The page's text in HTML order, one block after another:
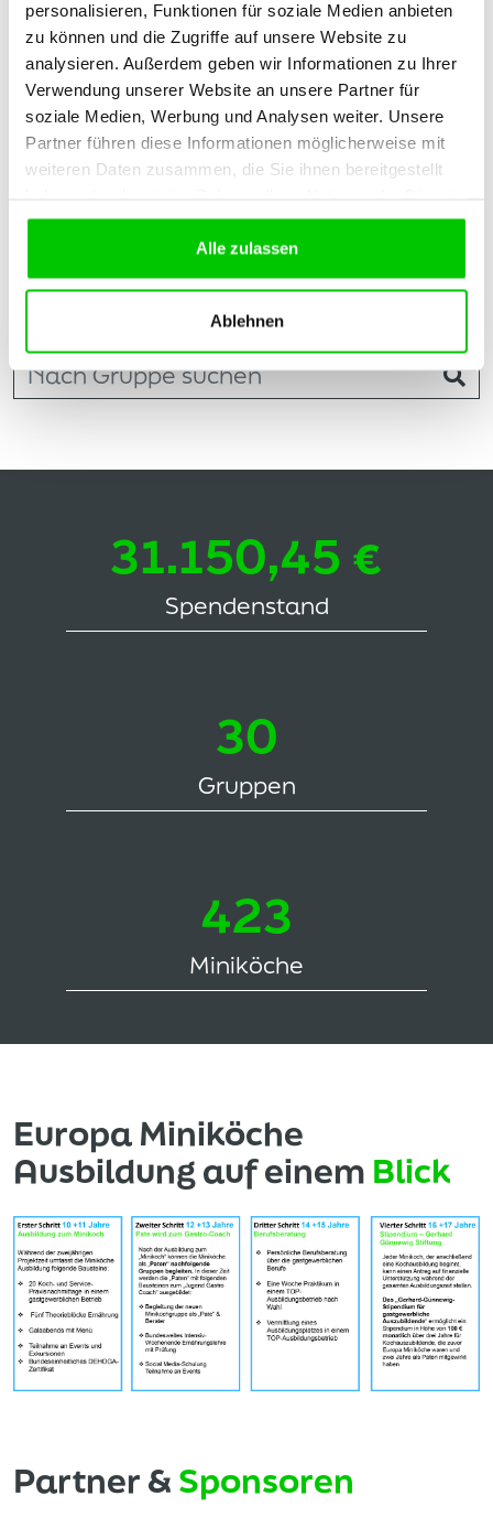
personalisieren, Funktionen für soziale Medien anbieten
zu können und die Zugriffe auf unsere Website zu
analysieren. Außerdem geben wir Informationen zu Ihrer
Verwendung unserer Website an unsere Partner für
soziale Medien, Werbung und Analysen weiter. Unsere
Partner führen diese Informationen möglicherweise mit
weiteren Daten zusammen, die Sie ihnen bereitgestellt
gesammelt haben.
Alle zulassen
Ablehnen
Finde deineGruppe
31.150,45 €
Spendenstand
30
Gruppen
427
Miniköche
Europa Miniköche
Ausbildung auf einem Blick
Partner &Sponsoren